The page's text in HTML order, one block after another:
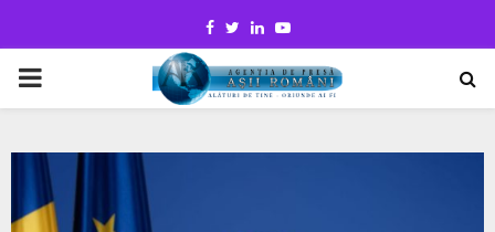
Facebook
TwitterLinkedinYoutube
PRIMARY